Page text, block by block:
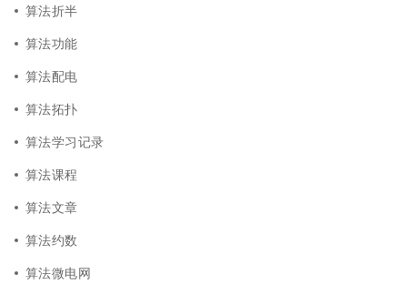
算法折半
算法功能
算法配电
算法拓扑
算法学习记录
算法课程
算法文章
算法约数
算法微电网